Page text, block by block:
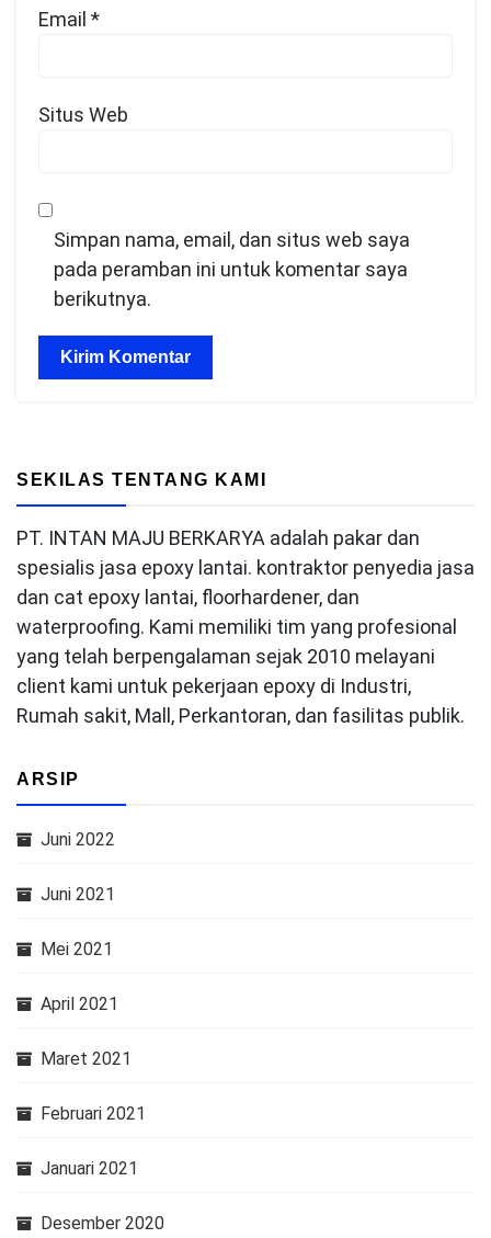
Email *
Situs Web
Simpan nama, email, dan situs web saya
pada peramban ini untuk komentar saya
berikutnya.
SEKILAS TENTANG KAMI
PT. INTAN MAJU BERKARYA adalah pakar dan
spesialis jasa epoxy lantai. kontraktor penyedia jasa
dan cat epoxy lantai, floorhardener, dan
waterproofing. Kami memiliki tim yang profesional
yang telah berpengalaman sejak 2010 melayani
client kami untuk pekerjaan epoxy di Industri,
Rumah sakit, Mall, Perkantoran, dan fasilitas publik.
ARSIP
Juni 2022
Juni 2021
Mei 2021
April 2021
Maret 2021
Februari 2021
Januari 2021
Desember 2020